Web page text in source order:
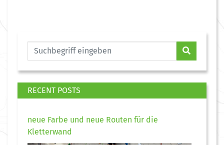
RECENT POSTS
neue Farbe und neue Routen für die
Kletterwand